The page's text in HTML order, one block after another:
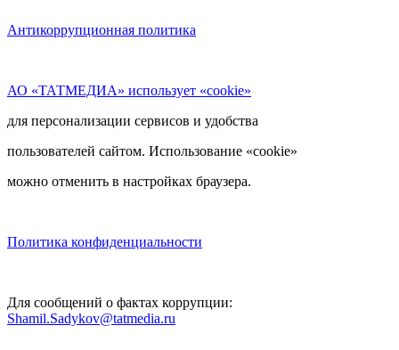
Антикоррупционная политика
АО «ТАТМЕДИА» использует «cookie»
для персонализации сервисов и удобства
пользователей сайтом. Использование «cookie»
можно отменить в настройках браузера.
Политика конфиденциальности
Для сообщений о фактах коррупции:
Shamil.Sadykov@tatmedia.ru